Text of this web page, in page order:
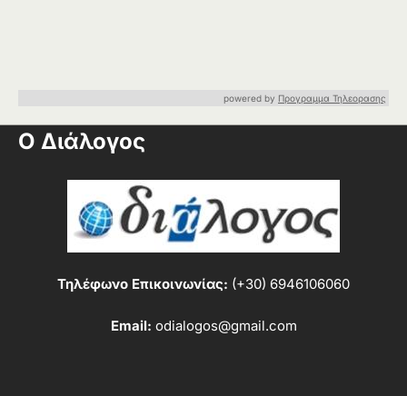
powered by Προγραμμα Τηλεορασης
Ο Διάλογος
Τηλέφωνο Επικοινωνίας: (+30) 6946106060
Email: odialogos@gmail.com